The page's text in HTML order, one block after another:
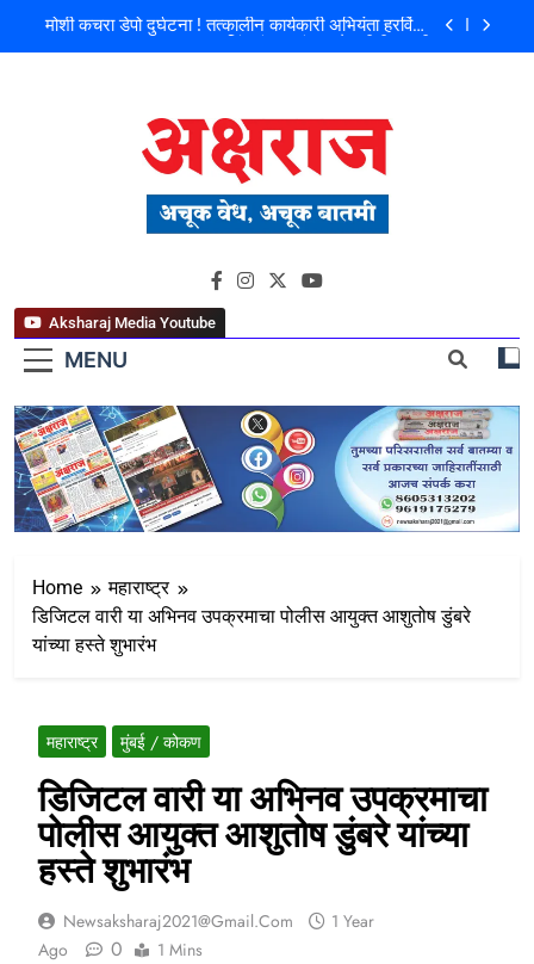
मोशी कचरा डेपो दुर्घटना ! तत्कालीन कार्यकारी अभियंता हरविंदर
पहाटे घरफोड्या, दिवसा चोरी; चोरट्यांचा बिडी कामगार परिसरावर
फ्लॅट विक्रीतील २.६४ कोटींच्या अपहाराचा आरोप; बांधकाम
व्यावसायिक दाम्पत्यावर गुन्हा
मोशी कचरा डेपो दुर्घटना ! तत्कालीन कार्यकारी अभियंता हरविंदर
शिळगावच्या पोलीस पाटलांचे निधन; समाजसेवेचा आधारवड
अक्षराज न्यूज पोर्टल
MENU
Aksharaj Media Youtube
Home
महाराष्ट्र
डिजिटल वारी या अभिनव उपक्रमाचा पोलीस आयुक्त आशुतोष डुंबरे
यांच्या हस्ते शुभारंभ
महाराष्ट्र मुंबई / कोकण
डिजिटल वारी या अभिनव उपक्रमाचा
पोलीस आयुक्त आशुतोष डुंबरे यांच्या
हस्ते शुभारंभ
Newsaksharaj2021@gmail.com
1 Year
Ago
0 1 Mins